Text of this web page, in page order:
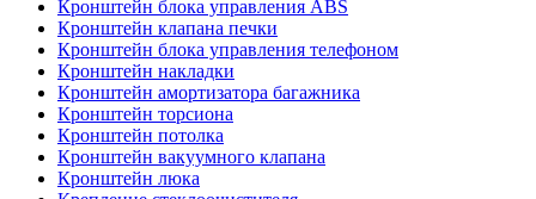
Кронштейн блока управления ABS
Кронштейн клапана печки
Кронштейн блока управления телефоном
Кронштейн накладки
Кронштейн амортизатора багажника
Кронштейн торсиона
Кронштейн потолка
Кронштейн вакуумного клапана
Кронштейн люка